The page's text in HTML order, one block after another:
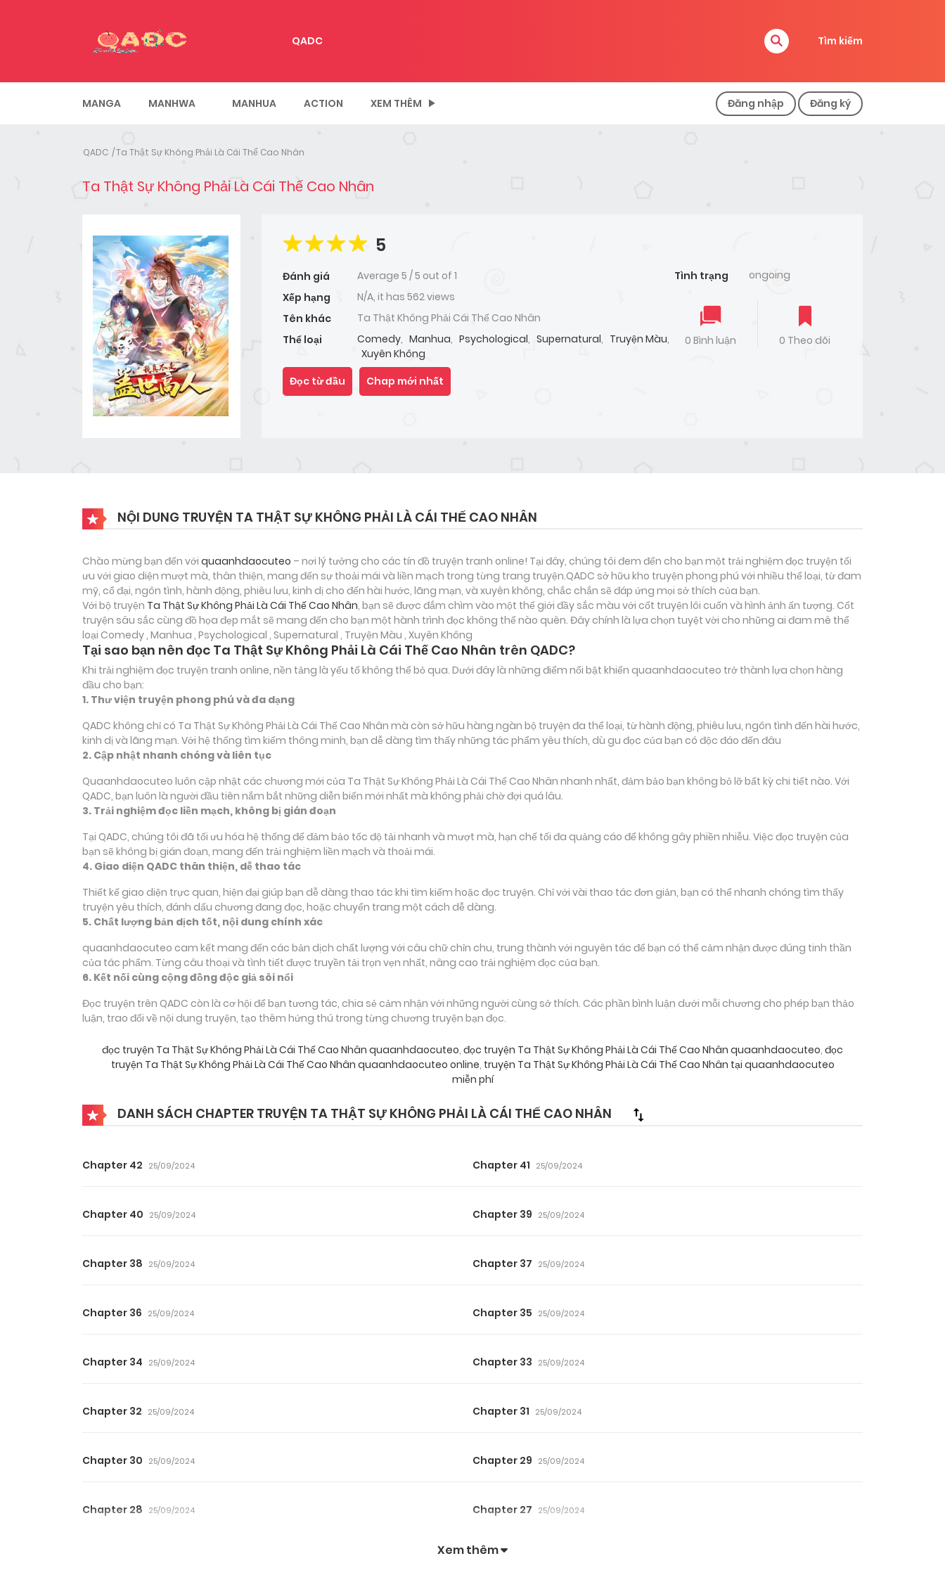
QADC Tìm kiếm
MANGA MANHWA MANHUA ACTION XEM THÊM Đăng nhập Đăng ký
QADC Ta Thật Sự Không Phải Là Cái Thế Cao Nhân
Ta Thật Sự Không Phải Là Cái Thế Cao Nhân
5
Đánh giá Average 5 /5 out of 1
Xếp hạng
N/A, it has 562 views
Tên khác
Ta Thật Không Phải Cái Thế Cao Nhân
Thể loại
Comedy, Manhua, Psychological, Supernatural, Truyện Màu,
Xuyên Không
Tình trạng ongoing
0 Bình luận 0 Theo dõi
Đọc từ đầu Chap mới nhất
NỘI DUNG TRUYỆN TA THẬT SỰ KHÔNG PHẢI LÀ CÁI THẾ CAO NHÂN
Chào mừng bạn đến với quaanhdaocuteo – nơi lý tưởng cho các tín đồ truyện tranh online! Tại đây, chúng tôi đem đến cho bạn một trải nghiệm đọc truyện tối
ưu với giao diện mượt mà, thân thiện, mang đến sự thoải mái và liền mạch trong từng trang truyện.QADC sở hữu kho truyện phong phú với nhiều thể loại, từ đam
mỹ, cổ đại, ngôn tình, hành động, phiêu lưu, kinh dị cho đến hài hước, lãng mạn, và xuyên không, chắc chắn sẽ đáp ứng mọi sở thích của bạn.
Với bộ truyện Ta Thật Sự Không Phải Là Cái Thế Cao Nhân, bạn sẽ được đắm chìm vào một thế giới đầy sắc màu với cốt truyện lôi cuốn và hình ảnh ấn tượng. Cốt
truyện sâu sắc cùng đồ họa đẹp mắt sẽ mang đến cho bạn một hành trình đọc không thể nào quên. Đây chính là lựa chọn tuyệt vời cho những ai đam mê thể
loại Comedy , Manhua , Psychological , Supernatural , Truyện Màu , Xuyên Không
Tại sao bạn nên đọc Ta Thật Sự Không Phải Là Cái Thế Cao Nhân trên QADC?
Khi trải nghiệm đọc truyện tranh online, nền tảng là yếu tố không thể bỏ qua. Dưới đây là những điểm nổi bật khiến quaanhdaocuteo trở thành lựa chọn hàng
đầu cho bạn:
1. Thư viện truyện phong phú và đa dạng
QADC không chỉ có Ta Thật Sự Không Phải Là Cái Thế Cao Nhân mà còn sở hữu hàng ngàn bộ truyện đa thể loại, từ hành động, phiêu lưu, ngôn tình đến hài hước,
kinh dị và lãng mạn. Với hệ thống tìm kiếm thông minh, bạn dễ dàng tìm thấy những tác phẩm yêu thích, dù gu đọc của bạn có độc đáo đến đâu
2. Cập nhật nhanh chóng và liên tục
Quaanhdaocuteo luôn cập nhật các chương mới của Ta Thật Sự Không Phải Là Cái Thế Cao Nhân nhanh nhất, đảm bảo bạn không bỏ lỡ bất kỳ chi tiết nào. Với
QADC, bạn luôn là người đầu tiên nắm bắt những diễn biến mới nhất mà không phải chờ đợi quá lâu.
3. Trải nghiệm đọc liền mạch, không bị gián đoạn
Tại QADC, chúng tôi đã tối ưu hóa hệ thống để đảm bảo tốc độ tải nhanh và mượt mà, hạn chế tối đa quảng cáo để không gây phiền nhiễu. Việc đọc truyện của
bạn sẽ không bị gián đoạn, mang đến trải nghiệm liền mạch và thoải mái.
4. Giao diện QADC thân thiện, dễ thao tác
Thiết kế giao diện trực quan, hiện đại giúp bạn dễ dàng thao tác khi tìm kiếm hoặc đọc truyện. Chỉ với vài thao tác đơn giản, bạn có thể nhanh chóng tìm thấy
truyện yêu thích, đánh dấu chương đang đọc, hoặc chuyển trang một cách dễ dàng.
5. Chất lượng bản dịch tốt, nội dung chính xác
quaanhdaocuteo cam kết mang đến các bản dịch chất lượng với câu chữ chỉn chu, trung thành với nguyên tác để bạn có thể cảm nhận được đúng tinh thần
của tác phẩm. Từng câu thoại và tình tiết được truyền tải trọn vẹn nhất, nâng cao trải nghiệm đọc của bạn.
6. Kết nối cùng cộng đồng độc giả sôi nổi
Đọc truyện trên QADC còn là cơ hội để bạn tương tác, chia sẻ cảm nhận với những người cùng sở thích. Các phần bình luận dưới mỗi chương cho phép bạn thảo
luận, trao đổi về nội dung truyện, tạo thêm hứng thú trong từng chương truyện bạn đọc.
đọc truyện Ta Thật Sự Không Phải Là Cái Thế Cao Nhân quaanhdaocuteo, đọc truyện Ta Thật Sự Không Phải Là Cái Thế Cao Nhân quaanhdaocuteo, đọc
truyện Ta Thật Sự Không Phải Là Cái Thế Cao Nhân quaanhdaocuteo online, truyện Ta Thật Sự Không Phải Là Cái Thế Cao Nhân tại quaanhdaocuteo
miễn phí
DANH SÁCH CHAPTER TRUYỆN TA THẬT SỰ KHÔNG PHẢI LÀ CÁI THẾ CAO NHÂN
Chapter 42 25/09/2024 Chapter 41 25/09/2024
Chapter 40 25/09/2024 Chapter 39 25/09/2024
Chapter 38 25/09/2024 Chapter 37 25/09/2024
Chapter 36 25/09/2024 Chapter 35 25/09/2024
Chapter 34 25/09/2024 Chapter 33 25/09/2024
Chapter 32 25/09/2024 Chapter 31 25/09/2024
Chapter 30 25/09/2024 Chapter 29 25/09/2024
Chapter 28 25/09/2024 Chapter 27 25/09/2024
Xem thêm